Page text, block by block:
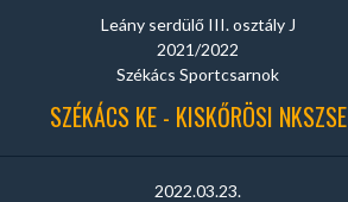
Leány serdülő III. osztály J
2021/2022
Székács Sportcsarnok
SZÉKÁCS KE - KISKŐRÖSI NKSZSE
2022.03.23.